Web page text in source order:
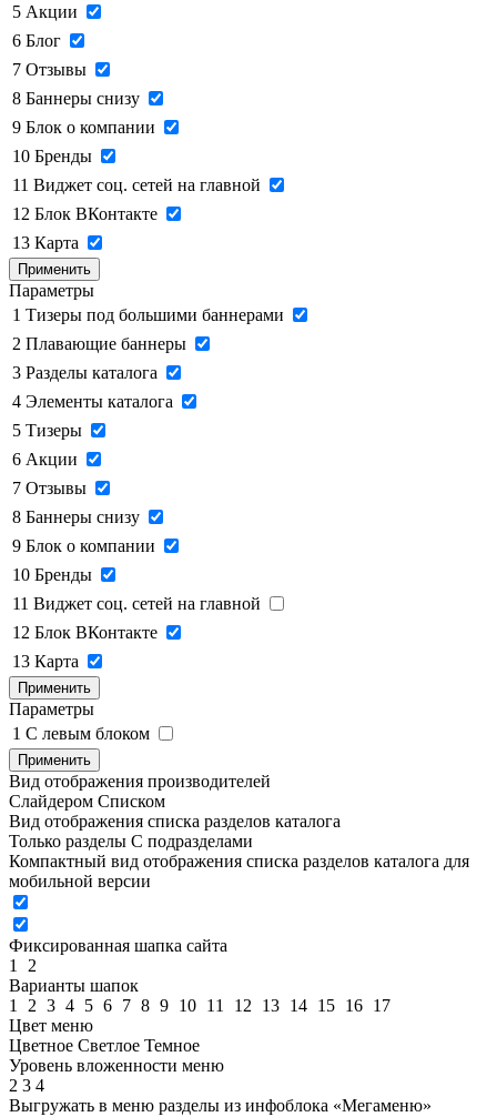
5 Акции
6 Блог
7 Отзывы
8 Баннеры снизу
9 Блок о компании
10 Бренды
11 Виджет соц. сетей на главной
12 Блок ВКонтакте
13 Карта
Применить
Параметры
1 Тизеры под большими баннерами
2 Плавающие баннеры
3 Разделы каталога
4 Элементы каталога
5 Тизеры
6 Акции
7 Отзывы
8 Баннеры снизу
9 Блок о компании
10 Бренды
11 Виджет соц. сетей на главной
12 Блок ВКонтакте
13 Карта
Применить
Параметры
1 C левым блоком
Применить
Вид отображения производителей
Слайдером Списком
Вид отображения списка разделов каталога
Только разделы С подразделами
Компактный вид отображения списка разделов каталога для
мобильной версии
Фиксированная шапка сайта
1
2
Варианты шапок
1
2 3 4 5 6 7 8 9 10 11 12 13 14 15 16 17
Цвет меню
Цветное Светлое Темное
Уровень вложенности меню
2 3 4
Выгружать в меню разделы из инфоблока «Мегаменю»